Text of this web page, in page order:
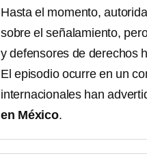
Hasta el momento,
sobre el señalamiento,
y defensores de derechos
El episodio ocurre en un
internacionales han
en México.